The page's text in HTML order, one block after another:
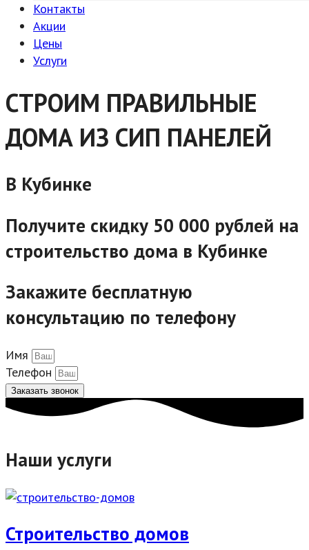
Контакты
Акции
Цены
Услуги
СТРОИМ ПРАВИЛЬНЫЕ
ДОМА ИЗ СИП ПАНЕЛЕЙ
В Кубинке
Получите скидку 50 000 рублей на
строительство дома в Кубинке
Закажите бесплатную
консультацию по телефону
Имя
Телефон
Заказать звонок
Наши услуги
Строительство домов